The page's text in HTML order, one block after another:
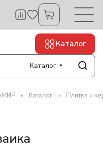
Каталог
Каталог
Каталог Плитка и